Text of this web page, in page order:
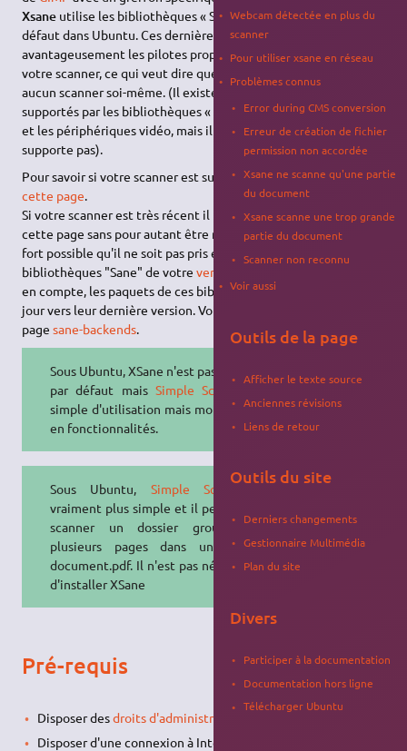
Xsane utilise les bibliothèques « SANE-library » installées par
défaut dans Ubuntu. Ces dernières remplacent
avantageusement les pilotes propriétaires afin de commander
votre scanner, ce qui veut dire que
aucun scanner soi-même. (Il existe d'autres périphériques
supportés par les bibliothèques « SANE », tels que les caméras
et les périphériques vidéo, mais il est possible que xSane ne les
supporte pas).
Pour savoir si votre scanner est supporté par SANE, consultez
cette page.
Si votre scanner est très récent il peut très bien être repris sur
cette page sans pour autant être reconnu par Xsane. Il est alors
fort possible qu'il ne soit pas pris en compte par les
bibliothèques "Sane" de votreversion d'Ubuntu
en compte, les paquets de ces bibliothèque peuvent être mis à
jour vers leur dernière version. Voir pour cela la procédure sur la
pagesane-backends.
Sous Ubuntu, XSane n'est pas installé
par défaut mais Simple Scan
simple d'utilisation mais moins riche
en fonctionnalités.
Sous Ubuntu, Simple Scan
est
vraiment plus simple et il permet de
scanner un dossier groupé de
plusieurs pages dans un même
document.pdf. Il n'est pas nécessaire
d'installer XSane
Pré-requis
Disposer desdroits d'administration
Disposer d'une connexion à Internet configurée et activée.
Webcam détectée en plus du
scanner
Pour utiliser xsane en réseau
Problèmes connus
Error during CMS conversion
Erreur de création de fichier
permission non accordée
Xsane ne scanne qu'une partie
du document
Xsane scanne une trop grande
partie du document
Scanner non reconnu
Voir aussi
Outils de la page
Afficher le texte source
Anciennes révisions
Liens de retour
Outils du site
Derniers changements
Gestionnaire Multimédia
Plan du site
Divers
Participer à la documentation
Documentation hors ligne
Télécharger Ubuntu